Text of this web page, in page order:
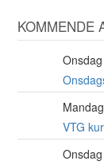
KOMMENDE
VTG